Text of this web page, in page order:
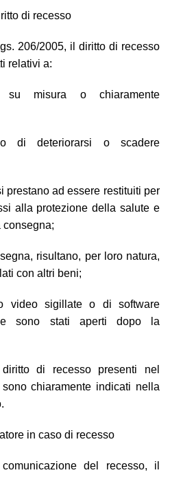
di recesso
206/2005, il diritto di recesso
relativi a:
su misura o chiaramente
di deteriorarsi o scadere
prestano ad essere restituiti per
alla protezione della salute e
consegna;
risultano, per loro natura,
con altri beni;
video sigillate o di software
sono stati aperti dopo la
di recesso presenti nel
chiaramente indicati nella
in caso di recesso
del recesso, il